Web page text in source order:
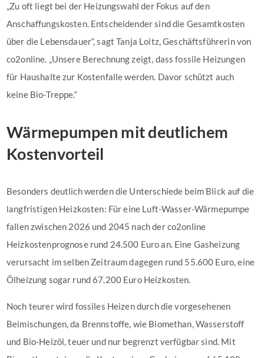
„Zu oft liegt bei der Heizungswahl der Fokus auf den
Anschaffungskosten. Entscheidender sind die Gesamtkosten
über die Lebensdauer“, sagt Tanja Loitz, Geschäftsführerin von
co2online. „Unsere Berechnung zeigt, dass fossile Heizungen
für Haushalte zur Kostenfalle werden. Davor schützt auch
keine Bio-Treppe.“
Wärmepumpen mit deutlichem
Kostenvorteil
Besonders deutlich werden die Unterschiede beim Blick auf die
langfristigen Heizkosten: Für eine Luft-Wasser-Wärmepumpe
fallen zwischen 2026 und 2045 nach der co2online
Heizkostenprognose rund 24.500 Euro an. Eine Gasheizung
verursacht im selben Zeitraum dagegen rund 55.600 Euro, eine
Ölheizung sogar rund 67.200 Euro Heizkosten.
Noch teurer wird fossiles Heizen durch die vorgesehenen
Beimischungen, da Brennstoffe, wie Biomethan, Wasserstoff
und Bio-Heizöl, teuer und nur begrenzt verfügbar sind. Mit